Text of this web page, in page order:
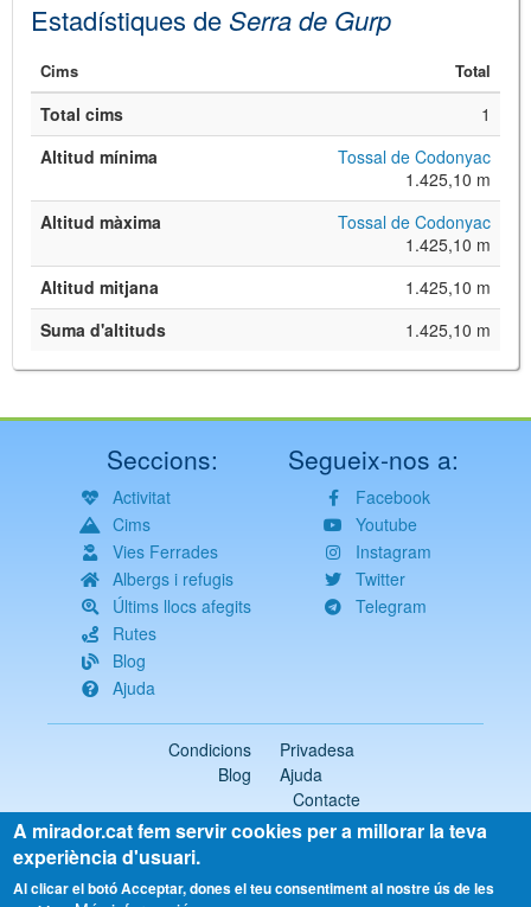
JS library for interactive maps
CC BY-SH 4.0)
Estadístiques de Serra de Gurp
Cims Total
Total cims
1
Altitud mínima
Tossal de Codonyac
1.425,10 m
Altitud màxima
Tossal de Codonyac
1.425,10 m
Altitud mitjana
1.425,10 m
Suma d'altituds
1.425,10 m
Seccions:
Activitat
Cims
Vies Ferrades
Albergs i refugis
Últims llocs afegits
Rutes
Blog
Ajuda
Segueix-nos a:
Facebook
Youtube
Instagram
Twitter
Telegram
Condicions
Privadesa
Blog
Ajuda
Contacte
2018-2026 ©mirador.cat
Tots els drets reservats
Select
A mirador.cat fem servir cookies per a millorar la teva
experiència d'usuari.
Al clicar el botó Acceptar, dones el teu consentiment al nostre ús de les